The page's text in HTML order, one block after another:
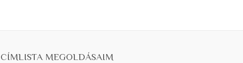
CÍMLISTA MEGOLDÁSAIM